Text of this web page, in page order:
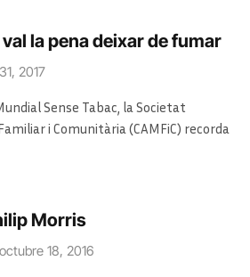
la pena deixar de fumar
2017
Sense Tabac, la Societat
i Comunitària (CAMFiC) recorda
Morris
octubre 18, 2016